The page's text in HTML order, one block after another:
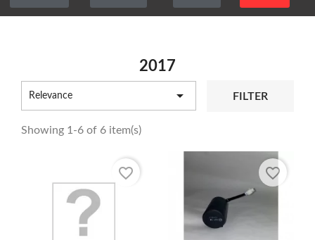
2017
Relevance  FILTER
Showing 1-6 of 6 item(s)
favorite_border favorite_border